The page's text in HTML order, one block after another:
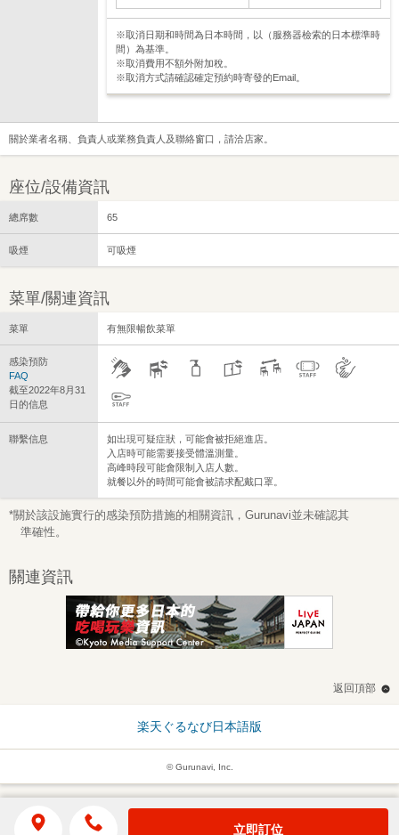
※取消日期和時間為日本時間，以（服務器檢索的日本標準時
間）為基準。
※取消費用不額外附加稅。
※取消方式請確認確定預約時寄發的Email。
關於業者名稱、負責人或業務負責人及聯絡窗口，請洽店家。
座位/設備資訊
總席數 65
吸煙 可吸煙
菜單/關連資訊
菜單 有無限暢飲菜單
感染預防
FAQ
截至2022年8月31
日的信息
聯繫信息
如出現可疑症狀，可能會被拒絕進店。
入店時可能需要接受體溫測量。
高峰時段可能會限制入店人數。
就餐以外的時間可能會被請求配戴口罩。
*關於該設施實行的感染預防措施的相關資訊，Gurunavi並未確認其
準確性。
關連資訊
返回頂部
楽天ぐるなび日本語版
© Gurunavi, Inc.
立即訂位